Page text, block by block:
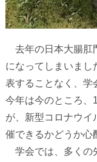
去年の日本大腸肛
になってしまいまし
表することなく、学
今年は今のところ、
が、新型コロナウイ
催できるかどうか心
学会では、多くの